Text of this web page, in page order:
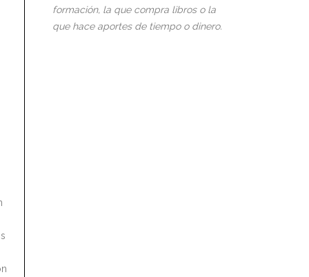
formación, la que compra libros o la
que hace aportes de tiempo o dinero.